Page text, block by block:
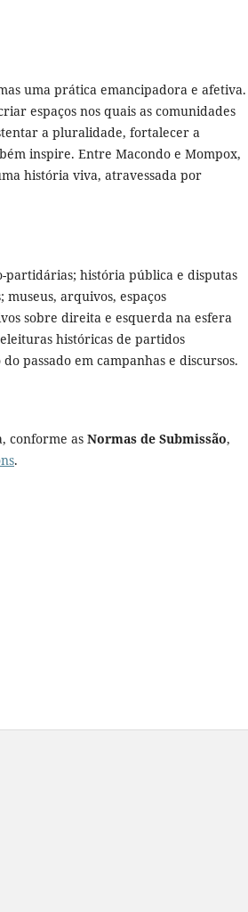
uma prática emancipadora e afetiva.
espaços nos quais as comunidades
a pluralidade, fortalecer a
inspire. Entre Macondo e Mompox,
história viva, atravessada por
partidárias; história pública e disputas
arquivos, espaços
sobre direita e esquerda na esfera
históricas de partidos
passado em campanhas e discursos.
conforme as Normas de Submissão,
.